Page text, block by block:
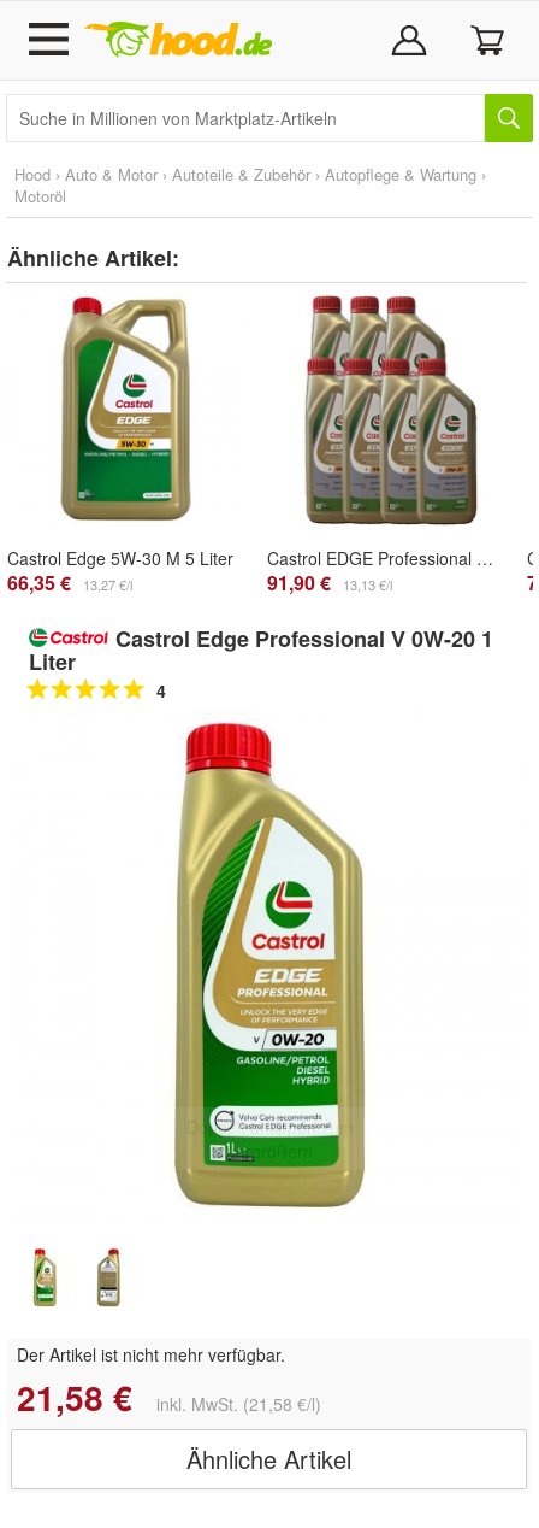
Hood › Auto & Motor › Autoteile & Zubehör › Autopflege & Wartung ›
Motoröl
Ähnliche Artikel:
Castrol Edge 5W-30 M 5 Liter
66,35 € 13,27 €/l
Castrol EDGE Professional E 0W-30 STJLR.03.5007 7x1 Liter Motoröl
91,90 € 13,13 €/l
Castrol Edge Professional V 0W-20 1
Liter
4
Doppelt antippen zum
vergrößern
Der Artikel ist nicht mehr verfügbar.
21,58 € inkl. MwSt. (21,58 €/l)
Ähnliche Artikel